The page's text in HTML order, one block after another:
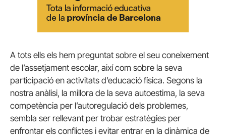
A tots ells els hem preguntat sobre el seu coneixement
de l’assetjament escolar, així com sobre la seva
participació en activitats d’educació física. Segons la
nostra anàlisi, la millora de la seva autoestima, la seva
competència per l’autoregulació dels problemes,
sembla ser rellevant per trobar estratègies per
enfrontar els conflictes i evitar entrar en la dinàmica de